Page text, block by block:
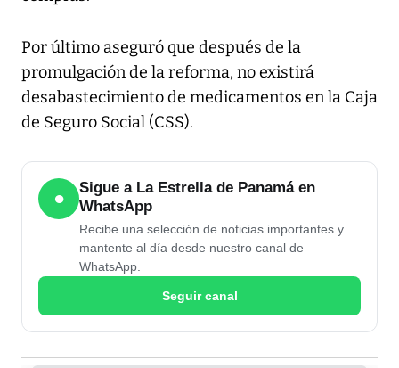
Por último aseguró que después de la
promulgación de la reforma, no existirá
desabastecimiento de medicamentos en la Caja
de Seguro Social (CSS).
●
Sigue a La Estrella de Panamá en
WhatsApp
Recibe una selección de noticias importantes y
mantente al día desde nuestro canal de
WhatsApp.
Seguir canal